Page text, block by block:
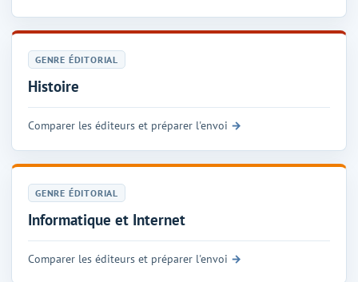
GENRE ÉDITORIAL
Histoire
Comparer les éditeurs et préparer l'envoi
GENRE ÉDITORIAL
Informatique et Internet
Comparer les éditeurs et préparer l'envoi